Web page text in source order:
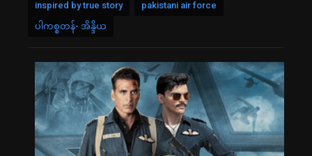
inspired by true story
pakistani air force
ပါကစ္စတန်- အိန္ဒိယ